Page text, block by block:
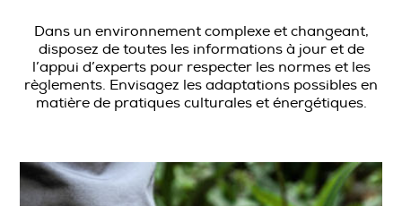
Dans un environnement complexe et changeant,
disposez de toutes les informations à jour et de
l’appui d’experts pour respecter les normes et les
règlements. Envisagez les adaptations possibles en
matière de pratiques culturales et énergétiques.